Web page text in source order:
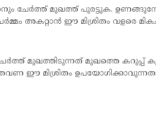
ചേര്‍ത്ത് മുഖത്ത് പുരട്ടുക.
അകറ്റാൻ ഈ മിശ്രിതം വളരെ
മുഖത്തിടുന്നത് മുഖത്തെ കറുപ്പ്
ഈ മിശ്രിതം